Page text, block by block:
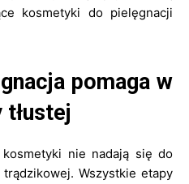
kosmetyki do pielęgnacji
pomaga w
tłustej
nie nadają się do
Wszystkie etapy